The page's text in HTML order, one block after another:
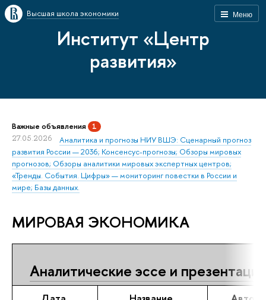
Меню
Высшая школа экономики
Институт «Центр
развития»
Важные объявления 1
27.05.2026
Аналитика и прогнозы НИУ ВШЭ: Сценарный прогноз
развития России — 2036; Консенсус-прогнозы; Обзоры мировых
прогнозов; Обзоры аналитики мировых экспертных центров;
«Тренды. События. Цифры» — мониторинг повестки в России и
мире; Базы данных.
МИРОВАЯ ЭКОНОМИКА
Аналитические эссе и